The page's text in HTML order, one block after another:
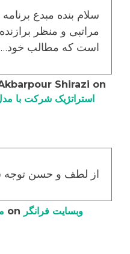
سلام بنده مبدع
است که مطالب خود…
Shirazi on
استراتژیک شرکت با
از لطف و حسن توجه
وبسایت فرانگر